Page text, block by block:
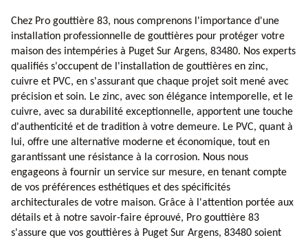
Chez Pro gouttière 83, nous comprenons l'importance d'une
installation professionnelle de gouttières pour protéger votre
maison des intempéries à Puget Sur Argens, 83480. Nos experts
qualifiés s'occupent de l'installation de gouttières en zinc,
cuivre et PVC, en s'assurant que chaque projet soit mené avec
précision et soin. Le zinc, avec son élégance intemporelle, et le
cuivre, avec sa durabilité exceptionnelle, apportent une touche
d'authenticité et de tradition à votre demeure. Le PVC, quant à
lui, offre une alternative moderne et économique, tout en
garantissant une résistance à la corrosion. Nous nous
engageons à fournir un service sur mesure, en tenant compte
de vos préférences esthétiques et des spécificités
architecturales de votre maison. Grâce à l'attention portée aux
détails et à notre savoir-faire éprouvé, Pro gouttière 83
s'assure que vos gouttières à Puget Sur Argens, 83480 soient